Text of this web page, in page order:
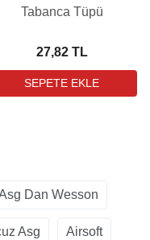
Tabanca Tüpü
27,82 TL
Dan Wesson
Asg Airsoft